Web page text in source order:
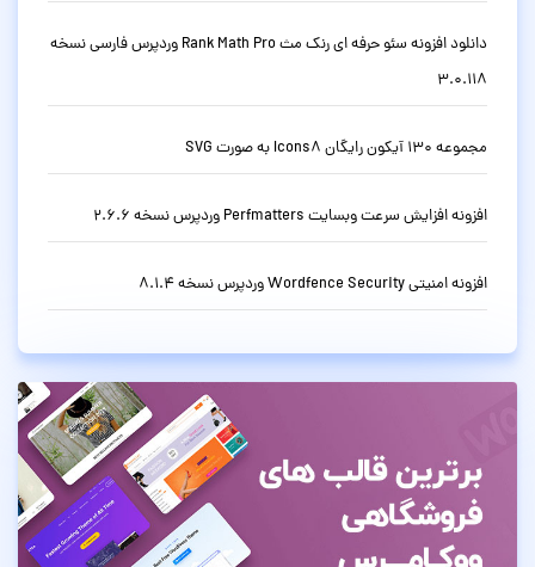
دانلود افزونه سئو حرفه ای رنک مث Rank Math Pro وردپرس فارسی نسخه
3.0.118
مجموعه 130 آیکون رایگان Icons8 به صورت SVG
افزونه افزایش سرعت وبسایت Perfmatters وردپرس نسخه 2.6.6
افزونه امنیتی Wordfence Security وردپرس نسخه 8.1.4